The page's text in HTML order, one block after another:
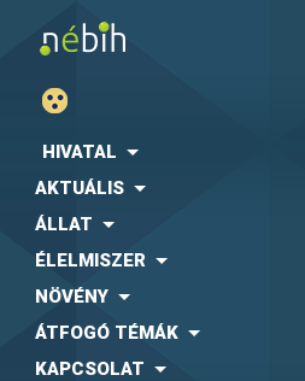
HIVATAL
AKTUÁLIS
ÁLLAT
ÉLELMISZER
NÖVÉNY
ÁTFOGÓ TÉMÁK
KAPCSOLAT